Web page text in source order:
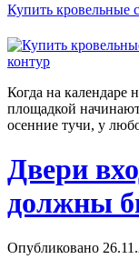
Купить кровельные
Когда на календаре
площадкой
осенние тучи, у
Двери
должны
Опубликовано